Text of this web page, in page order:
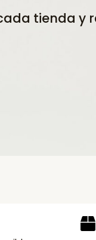
tienda y